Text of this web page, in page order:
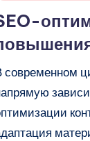
современном